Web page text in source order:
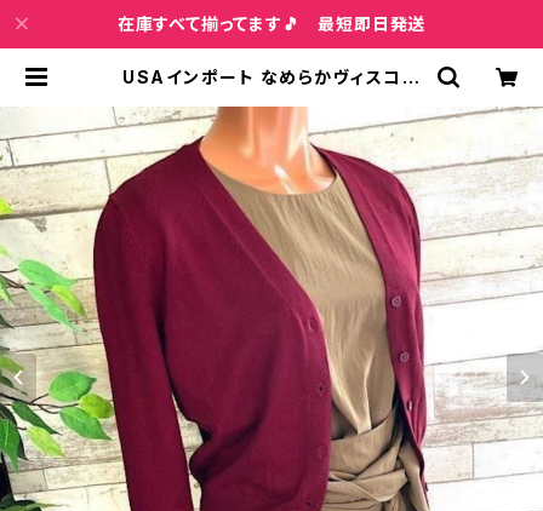
在庫すべて揃ってます🎵 最短即日発送
USAインポート なめらかヴィスコー
ルドー | インポートファッション＆ジ
ュエリー Wish Bone VIP